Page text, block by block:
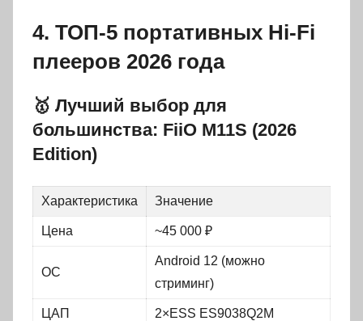
4. ТОП-5 портативных Hi-Fi
плееров 2026 года
🥇 Лучший выбор для
большинства: FiiO M11S (2026
Edition)
Характеристика Значение
Цена ~45 000 ₽
ОС
Android 12 (можно
стриминг)
ЦАП 2×ESS ES9038Q2M